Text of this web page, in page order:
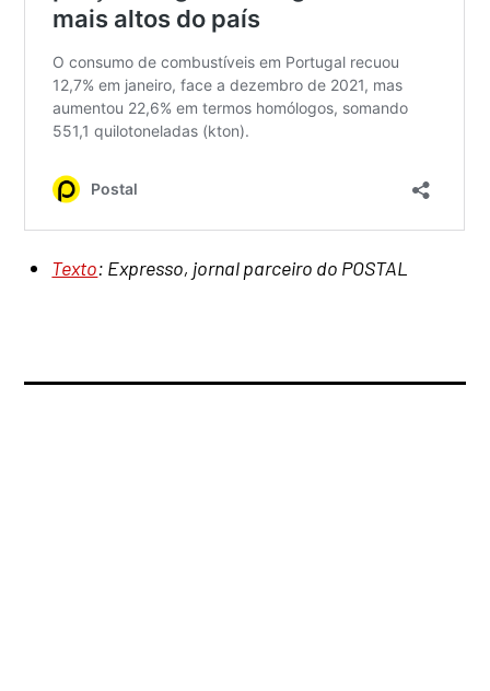
Texto: Expresso, jornal parceiro do POSTAL